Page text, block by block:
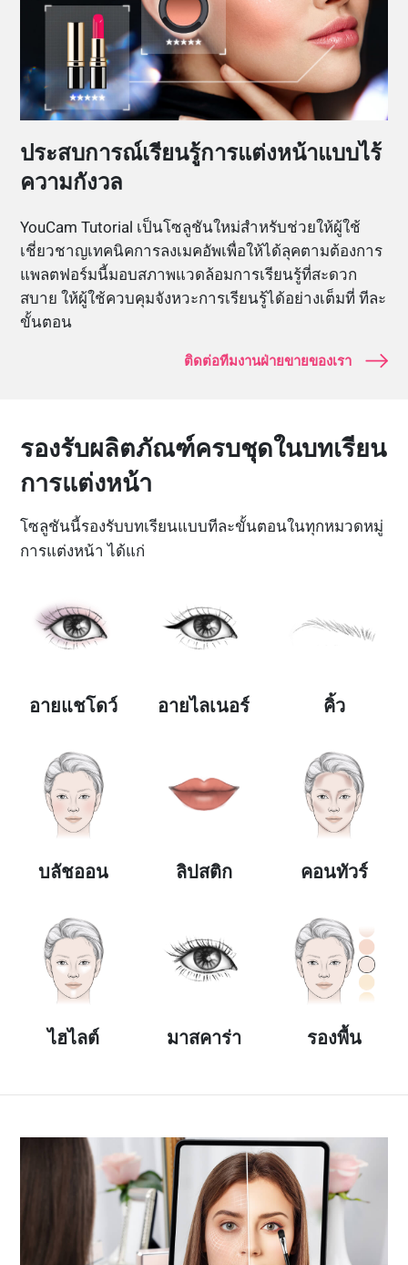
ประสบการณ์เรียนรู้การแต่งหน้าแบบไร้
ความกังวล
YouCam Tutorial เป็นโซลูชันใหม่สำหรับช่วยให้ผู้ใช้
เชี่ยวชาญเทคนิคการลงเมคอัพเพื่อให้ได้ลุคตามต้องการ
แพลตฟอร์มนี้มอบสภาพแวดล้อมการเรียนรู้ที่สะดวก
สบาย ให้ผู้ใช้ควบคุมจังหวะการเรียนรู้ได้อย่างเต็มที่ ทีละ
ขั้นตอน
ติดต่อทีมงานฝ่ายขายของเรา
รองรับผลิตภัณฑ์ครบชุดในบทเรียน
การแต่งหน้า
โซลูชันนี้รองรับบทเรียนแบบทีละขั้นตอนในทุกหมวดหมู่
การแต่งหน้า ได้แก่
อายแชโดว์ อายไลเนอร์ คิ้ว
บลัชออน ลิปสติก คอนทัวร์
ไฮไลต์ มาสคาร่า รองพื้น